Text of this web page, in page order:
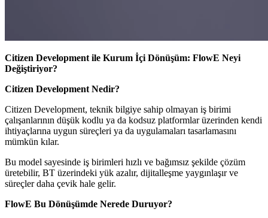
Citizen Development ile Kurum İçi Dönüşüm: FlowE Neyi
Değiştiriyor?
Citizen Development Nedir?
Citizen Development, teknik bilgiye sahip olmayan iş birimi
çalışanlarının düşük kodlu ya da kodsuz platformlar üzerinden kendi
ihtiyaçlarına uygun süreçleri ya da uygulamaları tasarlamasını
mümkün kılar.
Bu model sayesinde iş birimleri hızlı ve bağımsız şekilde çözüm
üretebilir, BT üzerindeki yük azalır, dijitalleşme yaygınlaşır ve
süreçler daha çevik hale gelir.
FlowE Bu Dönüşümde Nerede Duruyor?